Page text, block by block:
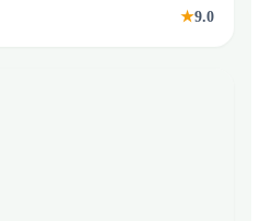
в Каменномостском.
★9.0